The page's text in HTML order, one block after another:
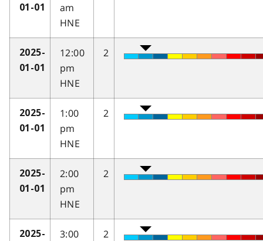
01-01
am
HNE
2025-
01-01
12:00
pm
HNE
2
2025-
01-01
1:00
pm
HNE
2
2025-
01-01
2:00
pm
HNE
2
2025-
3:00
2